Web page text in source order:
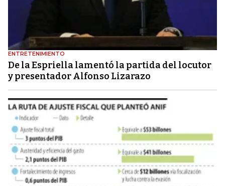
ENTRETENIMIENTO
De la Espriella lamentó la partida del locutor
y presentador Alfonso Lizarazo